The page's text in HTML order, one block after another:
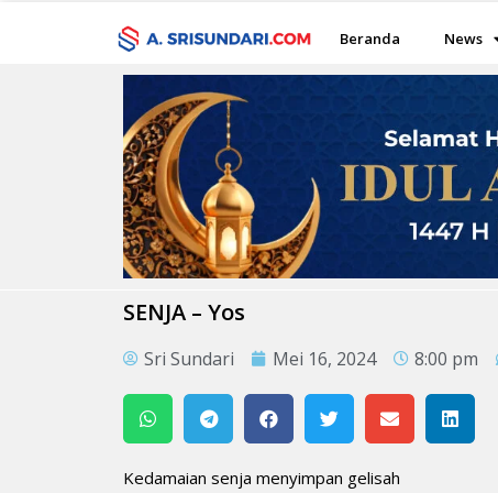
Beranda News
SENJA – Yos
Sri Sundari Mei 16, 2024 8:00 pm
Kedamaian senja menyimpan gelisah